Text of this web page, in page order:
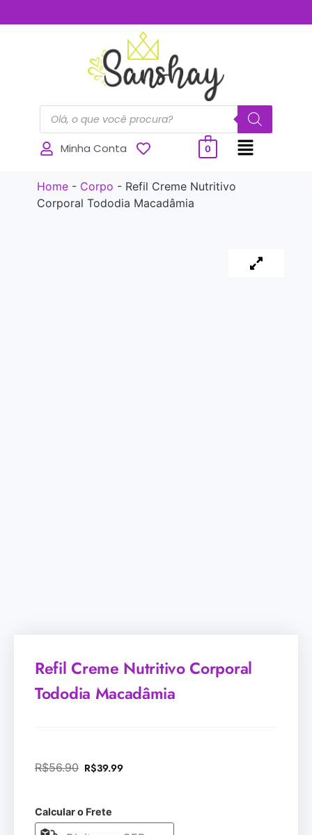
Minha Conta 0
Home- Corpo - Refil Creme Nutritivo
Corporal Tododia Macadâmia
Refil Creme Nutritivo Corporal
Tododia Macadâmia
R$56.90 R$39.99
Calcular o Frete